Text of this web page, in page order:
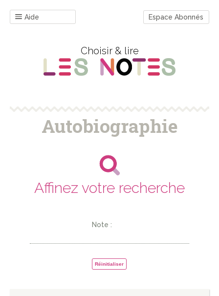
Aide Espace Abonnés
Choisir & lire
Autobiographie
Affinez votre recherche
Note :
Réinitialiser